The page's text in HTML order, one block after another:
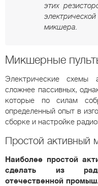
этих
микшера.
Микшерные
Электрические схемы
сложнее пассивных,
которые по силам
определенный опыт в
сборке и настройке
Простой активный
Наиболее простой
сделать из
отечественной